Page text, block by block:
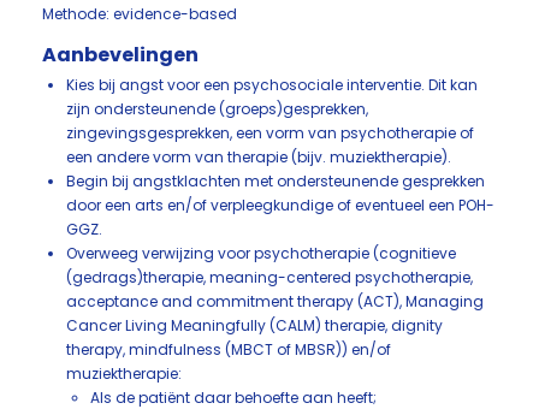
Methode: evidence-based
Aanbevelingen
Kies bij angst voor een psychosociale interventie. Dit kan
zijn ondersteunende (groeps)gesprekken,
zingevingsgesprekken, een vorm van psychotherapie of
een andere vorm van therapie (bijv. muziektherapie).
Begin bij angstklachten met ondersteunende gesprekken
door een arts en/of verpleegkundige of eventueel een POH-
GGZ.
Overweeg verwijzing voor psychotherapie (cognitieve
(gedrags)therapie, meaning-centered psychotherapie,
acceptance and commitment therapy (ACT), Managing
Cancer Living Meaningfully (CALM) therapie, dignity
therapy, mindfulness (MBCT of MBSR)) en/of
muziektherapie:
Als de patiënt daar behoefte aan heeft;